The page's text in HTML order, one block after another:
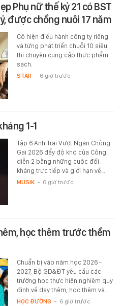
Phụ nữ thế kỷ 21 có BST
được chồng nuôi 17 năm
Cô hiện điều hành công ty riêng
và từng phát triển chuỗi 10 siêu
thị chuyên cung cấp thực phẩm
sạch.
STAR - 6 giờ trước
1-1
Tập 6 Anh Trai Vượt Ngàn Chông
Gai 2026 đẩy độ khó của Công
diễn 2 bằng những cuộc đối
kháng trực tiếp và giới hạn về…
MUSIK - 6 giờ trước
học thêm trước thềm
Chuẩn bị vào năm học 2026 -
2027, Bộ GD&ĐT yêu cầu các
trường học thực hiện nghiêm quy
định về dạy thêm, học thêm và…
HỌC ĐƯỜNG - 6 giờ trước